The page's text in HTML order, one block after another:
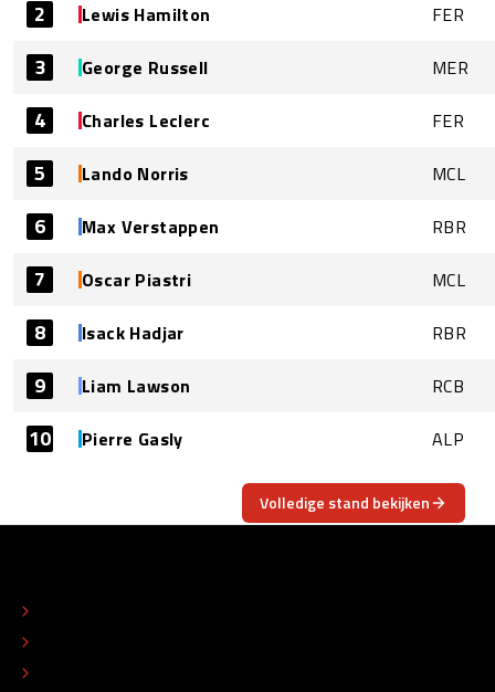
2 Lewis Hamilton FER
3 George Russell MER
4 Charles Leclerc FER
5 Lando Norris MCL
6 Max Verstappen RBR
7 Oscar Piastri MCL
8 Isack Hadjar RBR
9 Liam Lawson RCB
10 Pierre Gasly ALP
Volledige stand bekijken